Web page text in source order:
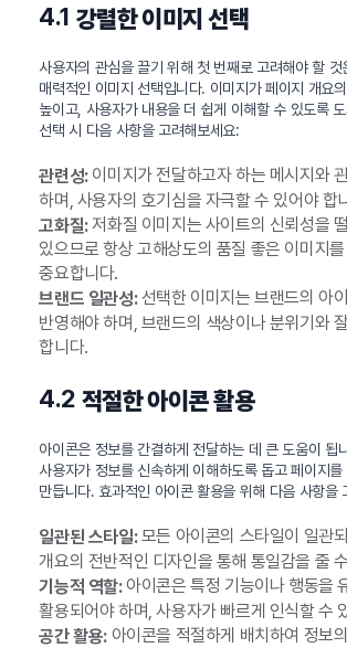
4.1 강렬한 이미지 선택
사용자의 관심을 끌기 위해 첫 번째로 고려해야 할 것
매력적인 이미지 선택입니다. 이미지가 페이지 개요
높이고, 사용자가 내용을 더 쉽게 이해할 수 있도록
선택 시 다음 사항을 고려해보세요:
관련성:이미지가 전달하고자 하는 메시지와
하며, 사용자의 호기심을 자극할 수 있어야 합
고화질:저화질 이미지는 사이트의 신뢰성을
있으므로 항상 고해상도의 품질 좋은 이미지를
중요합니다.
브랜드 일관성:선택한 이미지는 브랜드의 아
반영해야 하며, 브랜드의 색상이나 분위기와
합니다.
4.2 적절한 아이콘 활용
아이콘은 정보를 간결하게 전달하는 데 큰 도움이 됩
사용자가 정보를 신속하게 이해하도록 돕고 페이지
만듭니다. 효과적인 아이콘 활용을 위해 다음 사항을
일관된 스타일:모든 아이콘의 스타일이 일관
개요의 전반적인 디자인을 통해 통일감을 줄
기능적 역할:아이콘은 특정 기능이나 행동을
활용되어야 하며, 사용자가 빠르게 인식할 수
공간 활용:아이콘을 적절하게 배치하여 정보